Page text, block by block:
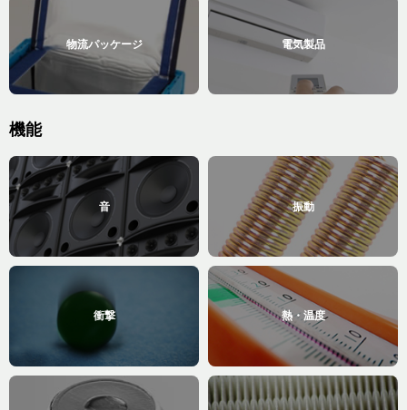
物流パッケージ 電気製品
機能
音 振動
衝撃 熱・温度